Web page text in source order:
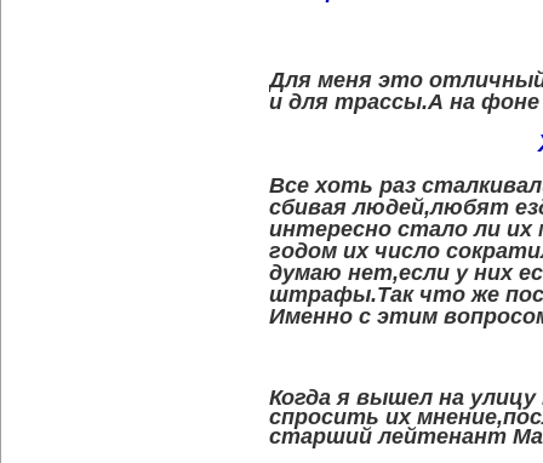
Для меня это
и для трассы.А на
Все хоть раз
сбивая людей,любят
интересно стало ли
годом их число
думаю нет,если у них
штрафы.Так что же
Именно с этим
Когда я вышел на
спросить их
старший лейтенант